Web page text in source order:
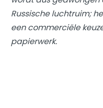
Russische luchtruim;
een commerciële
papierwerk.